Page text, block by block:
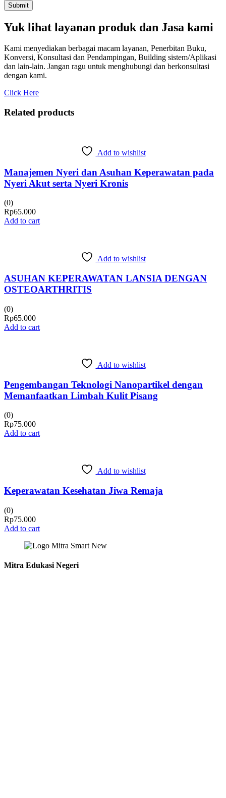
Yuk lihat layanan produk dan Jasa kami
Kami menyediakan berbagai macam layanan, Penerbitan Buku,
Konversi, Konsultasi dan Pendampingan, Building sistem/Aplikasi
dan lain-lain. Jangan ragu untuk menghubungi dan berkonsultasi
dengan kami.
Click Here
Related products
Add to wishlist
Manajemen Nyeri dan Asuhan Keperawatan pada
Nyeri Akut serta Nyeri Kronis
(0)
Rp65.000
Add to cart
Add to wishlist
ASUHAN KEPERAWATAN LANSIA DENGAN
OSTEOARTHRITIS
(0)
Rp65.000
Add to cart
Add to wishlist
Pengembangan Teknologi Nanopartikel dengan
Memanfaatkan Limbah Kulit Pisang
(0)
Rp75.000
Add to cart
Add to wishlist
Keperawatan Kesehatan Jiwa Remaja
(0)
Rp75.000
Add to cart
Mitra Edukasi Negeri